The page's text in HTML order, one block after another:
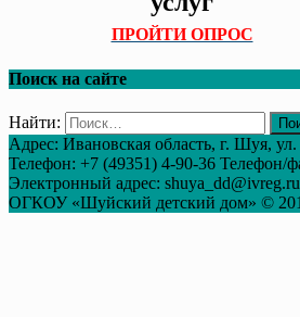
ПРОЙТИ ОПРОС
Поиск на сайте
Найти:
Адрес: Ивановская область, г. Шуя,
Телефон: +7 (49351) 4-90-36 Телефон/
Электронный адрес: shuya_dd@ivreg.ru
ОГКОУ «Шуйский детский дом» ©